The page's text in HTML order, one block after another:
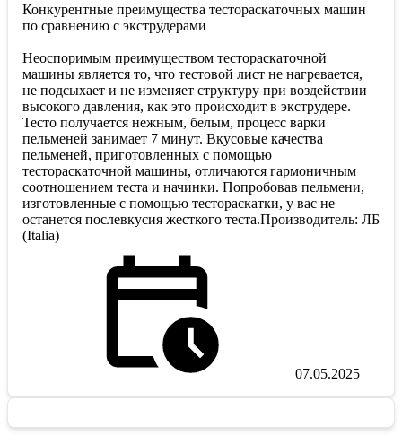
Конкурентные преимущества тестораскаточных машин
по сравнению с экструдерами
Неоспоримым преимуществом тестораскаточной
машины является то, что тестовой лист не нагревается,
не подсыхает и не изменяет структуру при воздействии
высокого давления, как это происходит в экструдере.
Тесто получается нежным, белым, процесс варки
пельменей занимает 7 минут. Вкусовые качества
пельменей, приготовленных с помощью
тестораскаточной машины, отличаются гармоничным
соотношением теста и начинки. Попробовав пельмени,
изготовленные с помощью тестораскатки, у вас не
останется послевкусия жесткого теста.Производитель: ЛБ
(Italia)
07.05.2025